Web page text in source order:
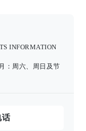
INFORMATION
：周六、周日及节
话